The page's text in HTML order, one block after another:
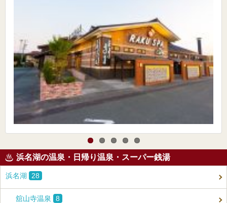
浜名湖の温泉・日帰り温泉・スーパー銭湯
浜名湖 28
舘山寺温泉 8